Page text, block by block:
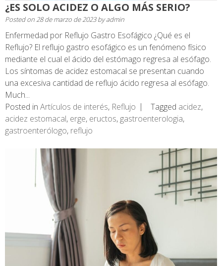
¿ES SOLO ACIDEZ O ALGO MÁS SERIO?
Posted on 28 de marzo de 2023byadmin
Enfermedad por Reflujo Gastro Esofágico ¿Qué es el
Reflujo? El reflujo gastro esofágico es un fenómeno físico
mediante el cual el ácido del estómago regresa al esófago.
Los síntomas de acidez estomacal se presentan cuando
una excesiva cantidad de reflujo ácido regresa al esófago.
Much...
Posted in Artículos de interés, Reflujo Tagged acidez,
acidez estomacal, erge, eructos, gastroenterologia,
gastroenterólogo, reflujo